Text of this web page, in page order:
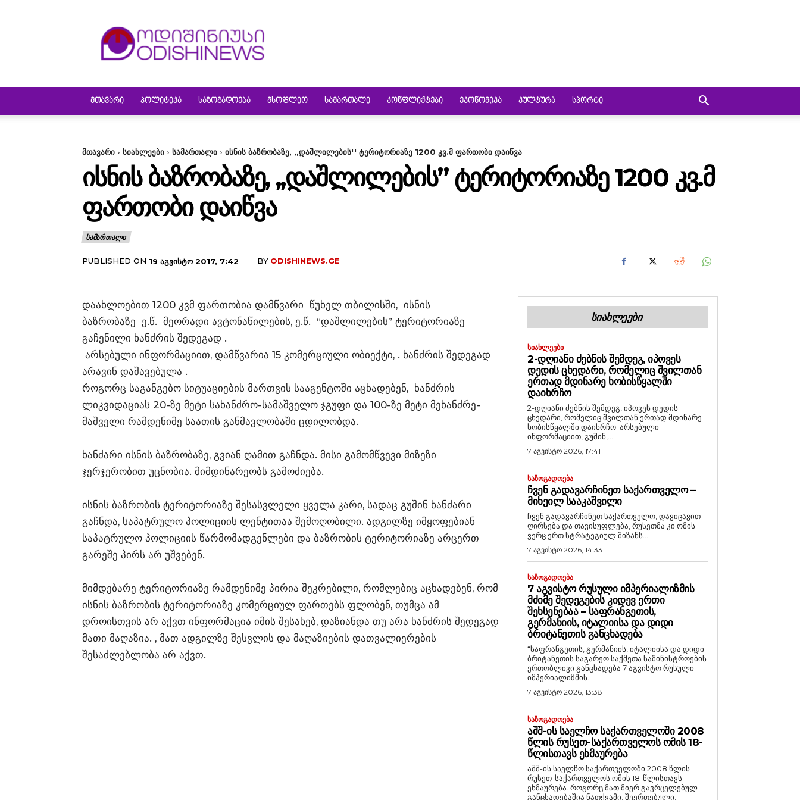
ᲛᲗᲐᲕᲐᲠᲘ ᲞᲝᲚᲘᲢᲘᲙᲐ ᲡᲐᲖᲝᲒᲐᲓᲝᲔᲑᲐ ᲛᲡᲝᲤᲚᲘᲝ ᲡᲐᲛᲐᲠᲗᲐᲚᲘ ᲙᲝᲜᲤᲚᲘᲥᲢᲔᲑᲘ ᲔᲙᲝᲜᲝᲛᲘᲙᲐ ᲙᲣᲚᲢᲣᲠᲐ ᲡᲞᲝᲠᲢᲘ
მთავარი სიახლეები სამართალი ისნის ბაზრობაზე, ,,დაშლილების'' ტერიტორიაზე 1200 კვ.მ ფართობი დაიწვა
ᲘᲡᲜᲘᲡ ᲑᲐᲖᲠᲝᲑᲐᲖᲔ, ,,ᲓᲐᲨᲚᲘᲚᲔᲑᲘᲡ” ᲢᲔᲠᲘᲢᲝᲠᲘᲐᲖᲔ 1200 ᲙᲕ.Მ
ᲤᲐᲠᲗᲝᲑᲘ ᲓᲐᲘᲬᲕᲐ
ᲡᲐᲛᲐᲠᲗᲐᲚᲘ
PUBLISHED ON 19 ᲐᲒᲕᲘᲡᲢᲝ 2017, 7:42 BY ODISHINEWS.GE
დაახლოებით 1200 კვმ ფართობია დამწვარი წუხელ თბილისში, ისნის
ბაზრობაზე ე.წ. მეორადი ავტონაწილების, ე.წ. “დაშლილების” ტერიტორიაზე
გაჩენილი ხანძრის შედეგად .
არსებული ინფორმაციით, დამწვარია 15 კომერციული ობიექტი, . ხანძრის შედეგად
არავინ დაშავებულა .
როგორც საგანგებო სიტუაციების მართვის სააგენტოში აცხადებენ, ხანძრის
ლიკვიდაციას 20-ზე მეტი სახანძრო-სამაშველო ჯგუფი და 100-ზე მეტი მეხანძრე-
მაშველი რამდენიმე საათის განმავლობაში ცდილობდა.
ხანძარი ისნის ბაზრობაზე, გვიან ღამით გაჩნდა. მისი გამომწვევი მიზეზი
ჯერჯერობით უცნობია. მიმდინარეობს გამოძიება.
ისნის ბაზრობის ტერიტორიაზე შესასვლელი ყველა კარი, სადაც გუშინ ხანძარი
გაჩნდა, საპატრულო პოლიციის ლენტითაა შემოღობილი. ადგილზე იმყოფებიან
საპატრულო პოლიციის წარმომადგენლები და ბაზრობის ტერიტორიაზე არცერთ
გარეშე პირს არ უშვებენ.
მიმდებარე ტერიტორიაზე რამდენიმე პირია შეკრებილი, რომლებიც აცხადებენ, რომ
ისნის ბაზრობის ტერიტორიაზე კომერციულ ფართებს ფლობენ, თუმცა ამ
დროისთვის არ აქვთ ინფორმაცია იმის შესახებ, დაზიანდა თუ არა ხანძრის შედეგად
მათი მაღაზია. , მათ ადგილზე შესვლის და მაღაზიების დათვალიერების
შესაძლებლობა არ აქვთ.
ᲡᲘᲐᲮᲚᲔᲔᲑᲘ
ᲡᲘᲐᲮᲚᲔᲔᲑᲘ
2-ᲓᲦᲘᲐᲜᲘ ᲫᲔᲑᲜᲘᲡ ᲨᲔᲛᲓᲔᲒ, ᲘᲞᲝᲕᲔᲡ
ᲓᲔᲓᲘᲡ ᲪᲮᲔᲓᲐᲠᲘ, ᲠᲝᲛᲔᲚᲘᲪ ᲨᲕᲘᲚᲗᲐᲜ
ᲔᲠᲗᲐᲓ ᲛᲓᲘᲜᲐᲠᲔ ᲮᲝᲑᲘᲡᲬᲧᲐᲚᲨᲘ
ᲓᲐᲘᲮᲠᲩᲝ
2-დღიანი ძებნის შემდეგ, იპოვეს დედის
ცხედარი, რომელიც შვილთან ერთად მდინარე
ხობისწყალში დაიხრჩო. არსებული
ინფორმაციით, გუშინ,...
7 აგვისტო 2026, 17:41
ᲡᲐᲖᲝᲒᲐᲓᲝᲔᲑᲐ
ᲩᲕᲔᲜ ᲒᲐᲓᲐᲕᲐᲠᲩᲘᲜᲔᲗ ᲡᲐᲥᲐᲠᲗᲕᲔᲚᲝ –
ᲛᲘᲮᲔᲘᲚ ᲡᲐᲐᲙᲐᲨᲕᲘᲚᲘ
ჩვენ გადავარჩინეთ საქართველო, დავიცავით
ღირსება და თავისუფლება, რუსეთმა კი ომის
ვერც ერთ სტრატეგიულ მიზანს...
7 აგვისტო 2026, 14:33
ᲡᲐᲖᲝᲒᲐᲓᲝᲔᲑᲐ
7 ᲐᲒᲕᲘᲡᲢᲝ ᲠᲣᲡᲣᲚᲘ ᲘᲛᲞᲔᲠᲘᲐᲚᲘᲖᲛᲘᲡ
ᲛᲫᲘᲛᲔ ᲨᲔᲓᲔᲒᲔᲑᲘᲡ ᲙᲘᲓᲔᲕ ᲔᲠᲗᲘ
ᲨᲔᲮᲡᲔᲜᲔᲑᲐᲐ – ᲡᲐᲤᲠᲐᲜᲒᲔᲗᲘᲡ,
ᲒᲔᲠᲛᲐᲜᲘᲘᲡ, ᲘᲢᲐᲚᲘᲘᲡᲐ ᲓᲐ ᲓᲘᲓᲘ
ᲑᲠᲘᲢᲐᲜᲔᲗᲘᲡ ᲒᲐᲜᲪᲮᲐᲓᲔᲑᲐ
“საფრანგეთის, გერმანიის, იტალიისა და დიდი
ბრიტანეთის საგარეო საქმეთა სამინისტროების
ერთობლივი განცხადება 7 აგვისტო რუსული
იმპერიალიზმის...
7 აგვისტო 2026, 13:38
ᲡᲐᲖᲝᲒᲐᲓᲝᲔᲑᲐ
ᲐᲨᲨ-ᲘᲡ ᲡᲐᲔᲚᲩᲝ ᲡᲐᲥᲐᲠᲗᲕᲔᲚᲝᲨᲘ 2008
ᲬᲚᲘᲡ ᲠᲣᲡᲔᲗ-ᲡᲐᲥᲐᲠᲗᲕᲔᲚᲝᲡ ᲝᲛᲘᲡ 18-
ᲬᲚᲘᲡᲗᲐᲕᲡ ᲔᲮᲛᲐᲣᲠᲔᲑᲐ
აშშ-ის საელჩო საქართველოში 2008 წლის
რუსეთ-საქართველოს ომის 18-წლისთავს
ეხმაურება. როგორც მათ მიერ გავრცელებულ
განცხადებაშია ნათქვამი, შეერთებული...